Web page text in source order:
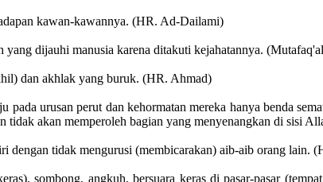
kawan-kawannya. (HR. Ad-Dailami)
dijauhi manusia karena ditakuti kejahatannya.
dan akhlak yang buruk. (HR. Ahmad)
urusan perut dan kehormatan mereka hanya benda
tidak akan memperoleh bagian yang menyenangkan di sisi
dengan tidak mengurusi (membicarakan) aib-aib orang lain.
sombong, angkuh, bersuara keras di pasar-pasar